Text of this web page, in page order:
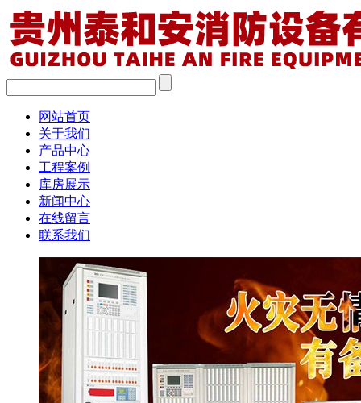
网站首页
关于我们
产品中心
工程案例
库房展示
新闻中心
在线留言
联系我们